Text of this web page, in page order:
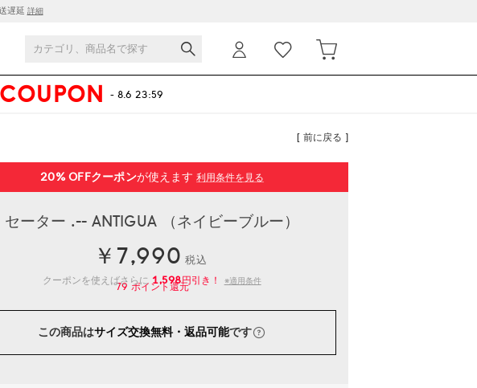
遅延 詳細
- 8.6 23:59
[ 前に戻る ]
20% OFFクーポンが使えます 利用条件を見る
セーター .-- ANTIGUA （ネイビーブルー）
￥7,990 税込
クーポンを使えばさらに 1,598円引き！ ※適用条件
79 ポイント還元
この商品はサイズ交換無料・返品可能です